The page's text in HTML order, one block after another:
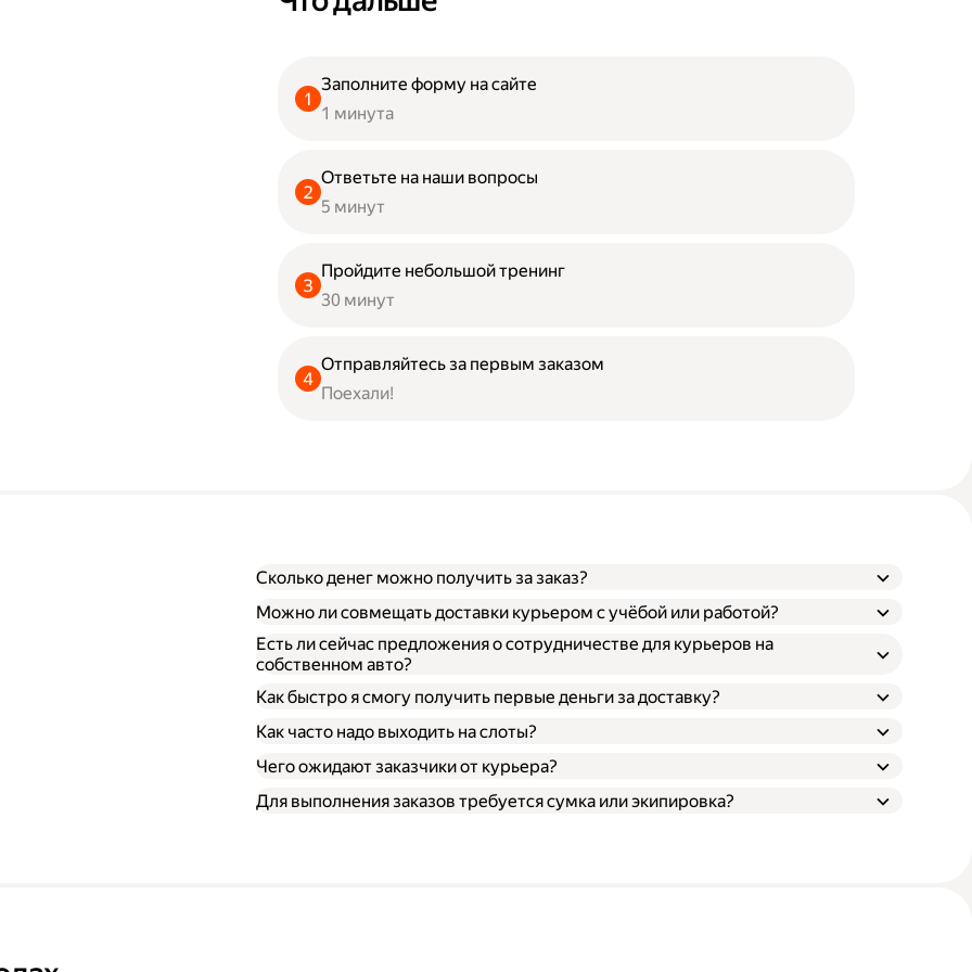
Заполните форму на сайте
1 минута
Ответьте на наши вопросы
5 минут
Пройдите небольшой тренинг
30 минут
Отправляйтесь за первым заказом
Поехали!
Сколько денег можно получить за заказ?
Можно ли совмещать доставки курьером с учёбой или работой?
Есть ли сейчас предложения о сотрудничестве для курьеров на
собственном авто?
Как быстро я смогу получить первые деньги за доставку?
Как часто надо выходить на слоты?
Чего ожидают заказчики от курьера?
Для выполнения заказов требуется сумка или экипировка?